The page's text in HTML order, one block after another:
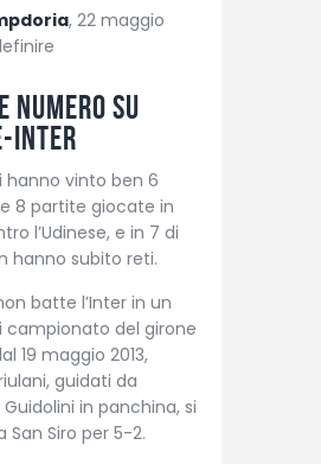
, 22 maggio
numero su
Inter
hanno vinto ben 6
8 partite giocate in
l’Udinese, e in 7 di
hanno subito reti.
batte l’Inter in un
campionato del girone
19 maggio 2013,
guidati da
in panchina, si
San Siro per 5-2.